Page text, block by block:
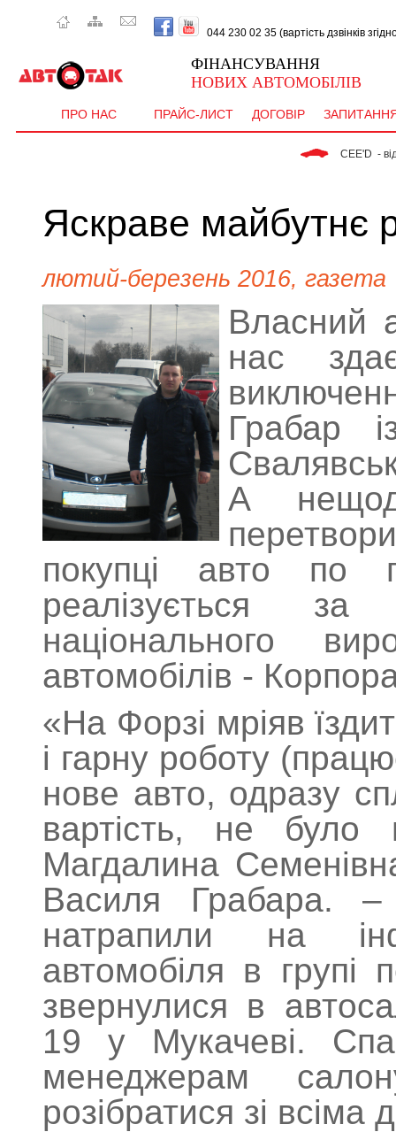
044 230 02 35 (вартість дзвінків
ФІНАНСУВАННЯ
НОВИХ АВТОМОБІЛІВ
ПРО НАС ПРАЙС-ЛИСТ ДОГОВІР
CEE'D  - від   9 077
Яскраве майбутнє
лютий-березень 2016, газета
Власний
нас
Грабар
А
покупці авто по
реалізується за
національного
автомобілів -
«На Форзі мріяв
і гарну роботу
нове авто, одразу
вартість, не було
Магдалина
Василя Грабара. –
натрапили на
автомобіля в групі
звернулися в
19 у Мукачеві.
менеджерам
розібратися зі